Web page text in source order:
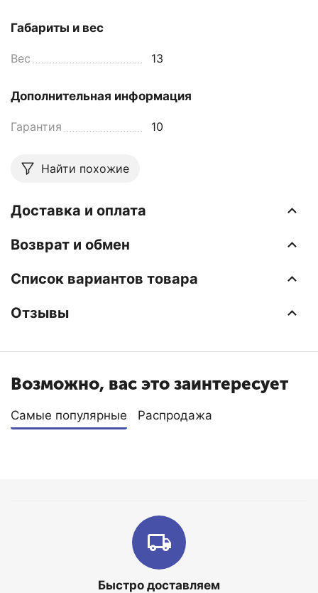
Габариты и вес
Вес 13
Дополнительная информация
Гарантия 10
Найти похожие
Доставка и оплата
Возврат и обмен
Список вариантов товара
Отзывы
Возможно, вас это заинтересует
Самые популярные Распродажа
Быстро доставляем